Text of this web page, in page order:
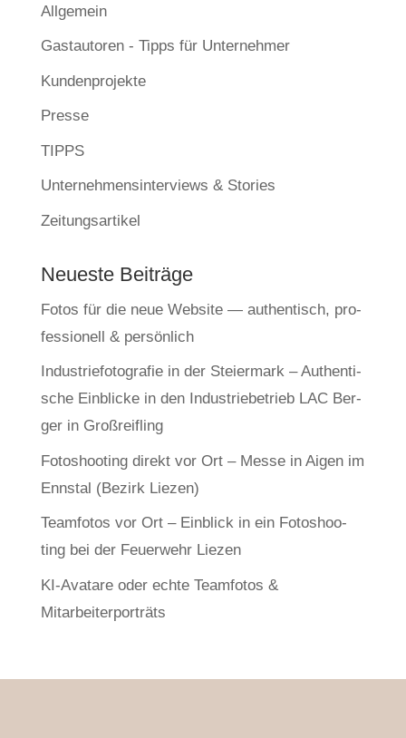
Allgemein
Gastautoren - Tipps für Unternehmer
Kundenprojekte
Presse
TIPPS
Unternehmensinterviews & Stories
Zeitungsartikel
Neu­es­te Beiträge
Fotos für die neue Web­site — authen­tisch, pro­
fes­sio­nell & persönlich
Indus­trie­fo­to­gra­fie in der Stei­er­mark – Authen­ti­
sche Ein­bli­cke in den Indus­trie­be­trieb LAC Ber­
ger in Großreifling
Foto­shoo­ting direkt vor Ort – Mes­se in Aigen im
Enns­tal (Bezirk Liezen)
Team­fo­tos vor Ort – Ein­blick in ein Foto­shoo­
ting bei der Feu­er­wehr Liezen
KI-Ava­tare oder ech­te Team­fo­tos &
Mitarbeiterporträts